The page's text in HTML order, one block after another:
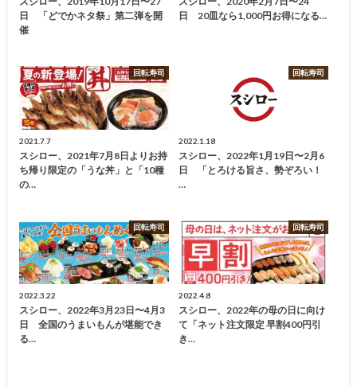
日 「どでかネタ祭」第二弾を開
催
日 20皿なら1,000円お得になる…
回転寿司
2021.7.7
スシロー、2021年7月8日よりお持
ち帰り限定の「うな丼」と「10種
の…
回転寿司
2022.1.18
スシロー、2022年1月19日〜2月6
日 「とろける旨さ、勢ぞろい！
…
回転寿司
2022.3.22
スシロー、2022年3月23日〜4月3
日 全国のうまいもんが堪能でき
る…
回転寿司
2022.4.8
スシロー、2022年の母の日に向け
て「ネット注文限定 早割400円引
き…